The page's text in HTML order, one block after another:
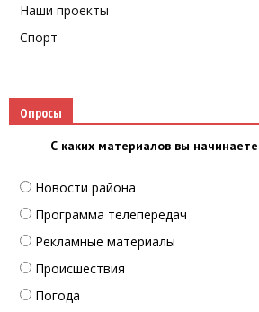
Наши проекты
Спорт
Опросы
С каких материалов вы
Новости района
Программа телепередач
Рекламные материалы
Происшествия
Погода